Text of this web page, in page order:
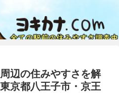
辺の住みやすさを解
京都八王子市・京王